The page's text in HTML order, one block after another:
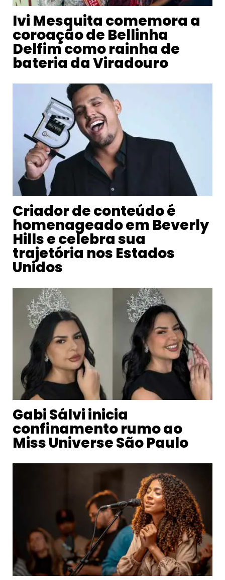
Ivi Mesquita comemora a
coroação de Bellinha
Delfim como rainha de
bateria da Viradouro
Criador de conteúdo é
homenageado em Beverly
Hills e celebra sua
trajetória nos Estados
Unidos
Gabi Sálvi inicia
confinamento rumo ao
Miss Universe São Paulo